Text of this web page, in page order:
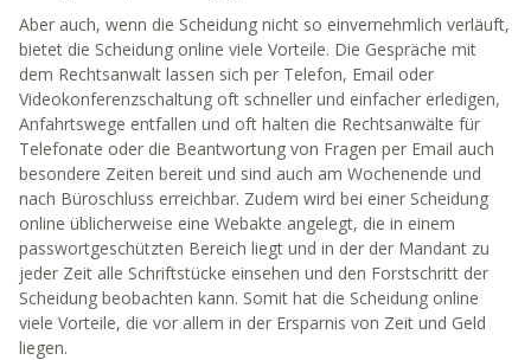
Aber auch, wenn die Scheidung nicht so einvernehmlich verläuft,
bietet die Scheidung online viele Vorteile. Die Gespräche mit
dem Rechtsanwalt lassen sich per Telefon, Email oder
Videokonferenzschaltung oft schneller und einfacher erledigen,
Anfahrtswege entfallen und oft halten die Rechtsanwälte für
Telefonate oder die Beantwortung von Fragen per Email auch
besondere Zeiten bereit und sind auch am Wochenende und
nach Büroschluss erreichbar. Zudem wird bei einer Scheidung
online üblicherweise eine Webakte angelegt, die in einem
passwortgeschützten Bereich liegt und in der der Mandant zu
jeder Zeit alle Schriftstücke einsehen und den Forstschritt der
Scheidung beobachten kann. Somit hat die Scheidung online
viele Vorteile, die vor allem in der Ersparnis von Zeit und Geld
liegen.